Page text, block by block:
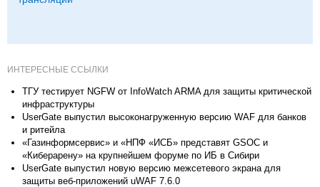
ИНТЕРЕСНЫЕ ССЫЛКИ
ТГУ тестирует NGFW от InfoWatch ARMA для защиты критической
инфраструктуры
UserGate выпустил высоконагруженную версию WAF для банков
и ритейла
«Газинформсервис» и «НПФ «ИСБ» представят GSOC и
«Киберарену» на крупнейшем форуме по ИБ в Сибири
UserGate выпустил новую версию межсетевого экрана для
защиты веб‑приложений uWAF 7.6.0